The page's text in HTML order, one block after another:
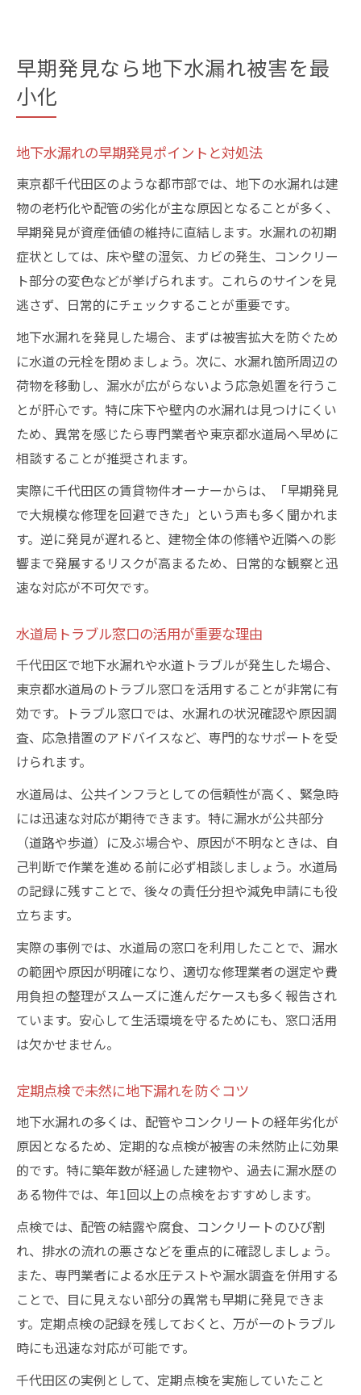
早期発見なら地下水漏れ被害を最
小化
地下水漏れの早期発見ポイントと対処法
東京都千代田区のような都市部では、地下の水漏れは建
物の老朽化や配管の劣化が主な原因となることが多く、
早期発見が資産価値の維持に直結します。水漏れの初期
症状としては、床や壁の湿気、カビの発生、コンクリー
ト部分の変色などが挙げられます。これらのサインを見
逃さず、日常的にチェックすることが重要です。
地下水漏れを発見した場合、まずは被害拡大を防ぐため
に水道の元栓を閉めましょう。次に、水漏れ箇所周辺の
荷物を移動し、漏水が広がらないよう応急処置を行うこ
とが肝心です。特に床下や壁内の水漏れは見つけにくい
ため、異常を感じたら専門業者や東京都水道局へ早めに
相談することが推奨されます。
実際に千代田区の賃貸物件オーナーからは、「早期発見
で大規模な修理を回避できた」という声も多く聞かれま
す。逆に発見が遅れると、建物全体の修繕や近隣への影
響まで発展するリスクが高まるため、日常的な観察と迅
速な対応が不可欠です。
水道局トラブル窓口の活用が重要な理由
千代田区で地下水漏れや水道トラブルが発生した場合、
東京都水道局のトラブル窓口を活用することが非常に有
効です。トラブル窓口では、水漏れの状況確認や原因調
査、応急措置のアドバイスなど、専門的なサポートを受
けられます。
水道局は、公共インフラとしての信頼性が高く、緊急時
には迅速な対応が期待できます。特に漏水が公共部分
（道路や歩道）に及ぶ場合や、原因が不明なときは、自
己判断で作業を進める前に必ず相談しましょう。水道局
の記録に残すことで、後々の責任分担や減免申請にも役
立ちます。
実際の事例では、水道局の窓口を利用したことで、漏水
の範囲や原因が明確になり、適切な修理業者の選定や費
用負担の整理がスムーズに進んだケースも多く報告され
ています。安心して生活環境を守るためにも、窓口活用
は欠かせません。
定期点検で未然に地下漏れを防ぐコツ
地下水漏れの多くは、配管やコンクリートの経年劣化が
原因となるため、定期的な点検が被害の未然防止に効果
的です。特に築年数が経過した建物や、過去に漏水歴の
ある物件では、年1回以上の点検をおすすめします。
点検では、配管の結露や腐食、コンクリートのひび割
れ、排水の流れの悪さなどを重点的に確認しましょう。
また、専門業者による水圧テストや漏水調査を併用する
ことで、目に見えない部分の異常も早期に発見できま
す。定期点検の記録を残しておくと、万が一のトラブル
時にも迅速な対応が可能です。
千代田区の実例として、定期点検を実施していたこと